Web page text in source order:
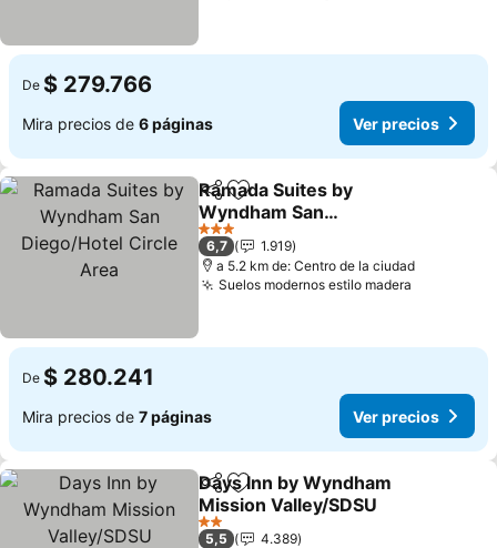
De $ 279.766
Mira precios de 6 páginas Ver precios
CompartirAgregar a favoritos
Ramada Suites by
Wyndham San
Diego/Hotel Circle Area
Ver precios
3 Estrellas
6,7
1.919
a 5.2 km de: Centro de la ciudad
Suelos modernos estilo madera
De $ 280.241
Mira precios de 7 páginas Ver precios
CompartirAgregar a favoritos
Days Inn by Wyndham
Mission Valley/SDSU
Ver precios
2 Estrellas
5,5
4.389